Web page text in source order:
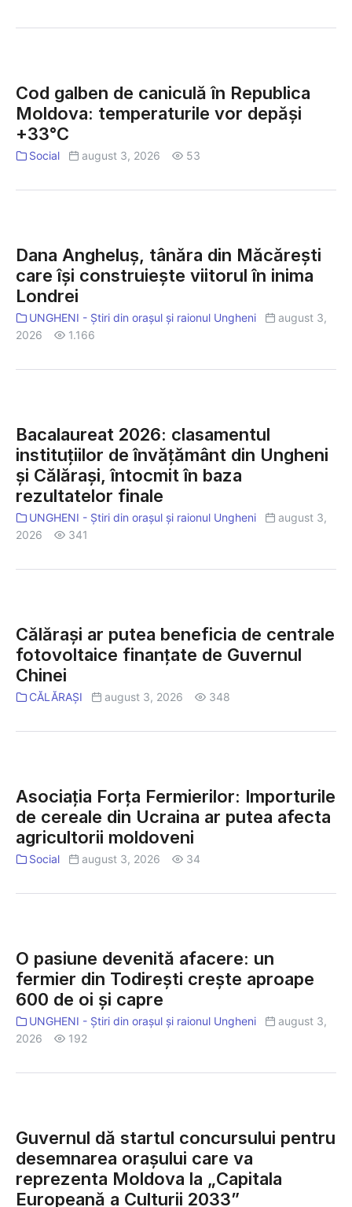
cantina
astăzi
Maria
Magdalena
și
Sfântul
Foca
de
caniculă
în
Republica
temperaturile
+33°C
Cod galben de caniculă în Republica
Moldova: temperaturile vor depăși
+33°C
Social august 3, 2026 53
tânăra
din
Măcărești
care
își
Londrei
Dana Angheluș, tânăra din Măcărești
care își construiește viitorul în inima
Londrei
UNGHENI - Știri din orașul și raionul Ungheni
august 3,
2026
1.166
clasamentul
instituțiilor
de
învățământ
din
Ungheni
Călărași,
baza
rezultatelor
finale
Bacalaureat 2026: clasamentul
instituțiilor de învățământ din Ungheni
și Călărași, întocmit în baza
rezultatelor finale
UNGHENI - Știri din orașul și raionul Ungheni
august 3,
2026
341
putea
beneficia
de
centrale
finanțate
Chinei
Călărași ar putea beneficia de centrale
fotovoltaice finanțate de Guvernul
Chinei
CĂLĂRAȘI august 3, 2026 348
Fermierilor:
Importurile
de
cereale
Ucraina
afecta
agricultorii
moldoveni
Asociația Forța Fermierilor: Importurile
de cereale din Ucraina ar putea afecta
agricultorii moldoveni
Social august 3, 2026 34
devenită
afacere:
un
fermier
din
de
oi
și
capre
O pasiune devenită afacere: un
fermier din Todirești crește aproape
600 de oi și capre
UNGHENI - Știri din orașul și raionul Ungheni
august 3,
2026
192
startul
concursului
pentru
desemnarea
Guvernul dă startul concursului pentru
desemnarea orașului care va
reprezenta Moldova la „Capitala
Europeană a Culturii 2033”